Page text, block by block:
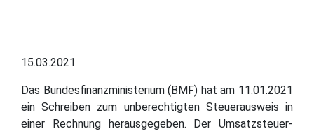
15.03.2021
Das Bundesfinanzministerium (BMF) hat am 11.01.2021
ein Schreiben zum unberechtigten Steuerausweis in
einer Rechnung herausgegeben. Der Umsatzsteuer-